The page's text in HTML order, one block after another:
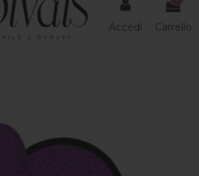
Accedi Carrello